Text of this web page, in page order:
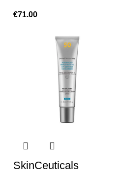
€71.00
SkinCeuticals